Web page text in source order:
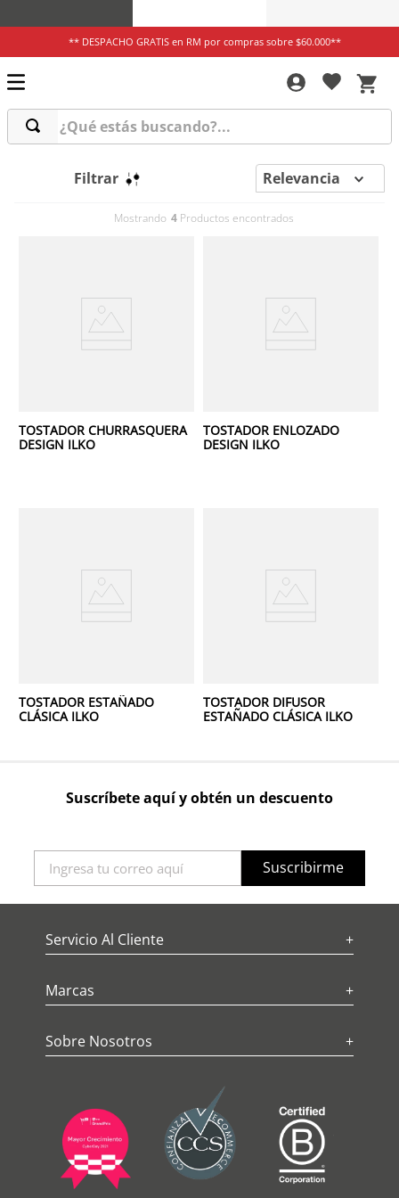
** DESPACHO GRATIS en RM por compras sobre $60.000**
¿Qué estás buscando?...
Filtrar Relevancia
4
TOSTADOR CHURRASQUERA
DESIGN ILKO
TOSTADOR ENLOZADO
DESIGN ILKO
TOSTADOR ESTAÑADO
CLÁSICA ILKO
TOSTADOR DIFUSOR
ESTAÑADO CLÁSICA ILKO
Suscríbete aquí y obtén un descuento
Suscribirme
Servicio Al Cliente +
Marcas +
Sobre Nosotros +